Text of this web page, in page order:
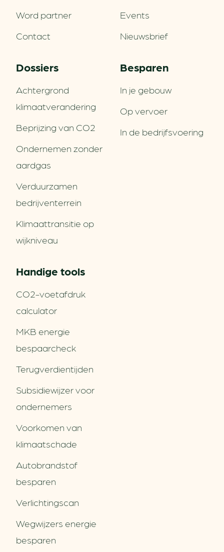
Word partner
Contact
Events
Nieuwsbrief
Dossiers
Achtergrond
klimaatverandering
Beprijzing van CO2
Ondernemen zonder
aardgas
Verduurzamen
bedrijventerrein
Klimaattransitie op
wijkniveau
Besparen
In je gebouw
Op vervoer
In de bedrijfsvoering
Handige tools
CO2-voetafdruk
calculator
MKB energie
bespaarcheck
Terugverdien­tijden
Subsidiewijzer voor
ondernemers
Voorkomen van
klimaatschade
Autobrandstof
besparen
Verlichtingscan
Wegwijzers energie
besparen